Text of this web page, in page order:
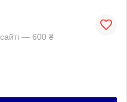
— 600 ₴